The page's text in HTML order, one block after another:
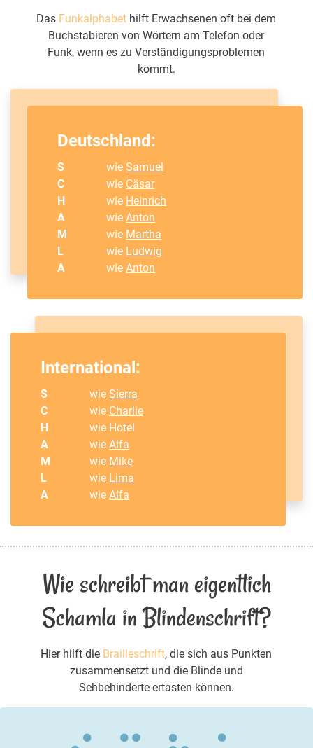
Das Funkalphabet hilft Erwachsenen oft bei dem
Buchstabieren von Wörtern am Telefon oder
Funk, wenn es zu Verständigungsproblemen
kommt.
Deutschland:
S wieSamuel
C
wie Cäsar
H
wie Heinrich
A
wieAnton
M
wie Martha
L
wie Ludwig
A
wieAnton
International:
S wieSierra
C
wie Charlie
H
wie Hotel
A
wieAlfa
M
wie Mike
L
wie Lima
A
wieAlfa
Wie schreibt man eigentlich
Schamla in Blindenschrift?
Hier hilft die Brailleschrift, die sich aus Punkten
zusammensetzt und die Blinde und
Sehbehinderte ertasten können.